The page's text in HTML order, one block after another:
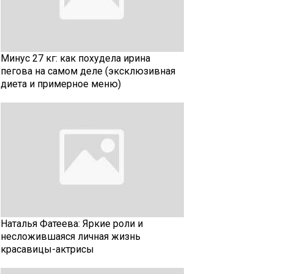
Минус 27 кг: как похудела ирина
пегова на самом деле (эксклюзивная
диета и примерное меню)
Наталья Фатеева: Яркие роли и
несложившаяся личная жизнь
красавицы-актрисы